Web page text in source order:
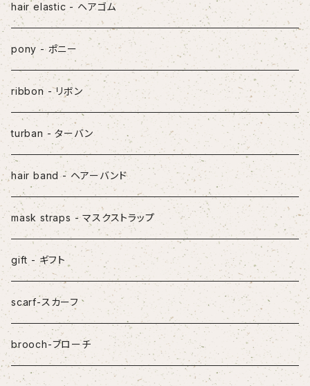
hair elastic - ヘアゴム
pony - ポニー
ribbon - リボン
turban - ターバン
hair band - ヘアーバンド
mask straps - マスクストラップ
gift - ギフト
scarf-スカーフ
brooch-ブローチ